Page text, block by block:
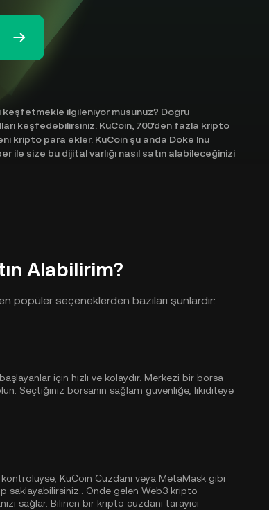
keşfetmekle ilgileniyor musunuz? Doğru
keşfedebilirsiniz. KuCoin, 700'den fazla kripto
kripto para ekler. KuCoin şu anda Doke Inu
ile size bu dijital varlığı nasıl satın alabileceğinizi
Alabilirim?
popüler seçeneklerden bazıları şunlardır:
için hızlı ve kolaydır. Merkezi bir borsa
Seçtiğiniz borsanın sağlam güvenliğe, likiditeye
KuCoin Cüzdanı veya MetaMask gibi
saklayabilirsiniz.. Önde gelen Web3 kripto
sağlar. Bilinen bir kripto cüzdanı tarayıcı